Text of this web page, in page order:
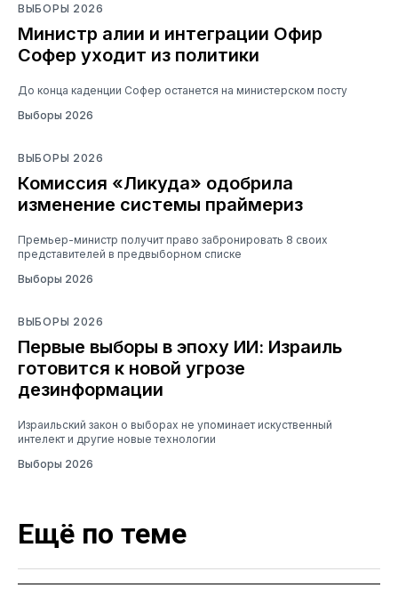
ВЫБОРЫ 2026
Министр алии и интеграции Офир
Софер уходит из политики
До конца каденции Софер останется на министерском посту
Выборы 2026
ВЫБОРЫ 2026
Комиссия «Ликуда» одобрила
изменение системы праймериз
Премьер-министр получит право забронировать 8 своих
представителей в предвыборном списке
Выборы 2026
ВЫБОРЫ 2026
Первые выборы в эпоху ИИ: Израиль
готовится к новой угрозе
дезинформации
Израильский закон о выборах не упоминает искуственный
интелект и другие новые технологии
Выборы 2026
Ещё по теме